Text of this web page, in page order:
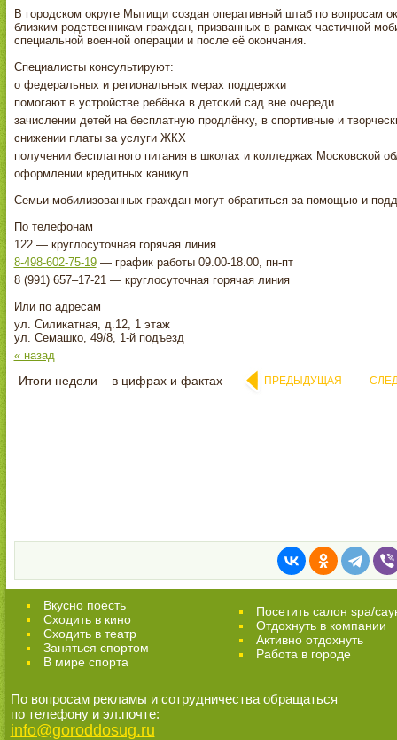
В городском округе Мытищи создан оперативный штаб по вопросам
близким родственникам граждан, призванных в рамках частичной
специальной военной операции и после её окончания.
Специалисты консультируют:
о федеральных и региональных мерах поддержки
помогают в устройстве ребёнка в детский сад вне очереди
зачислении детей на бесплатную продлёнку, в спортивные и
снижении платы за услуги ЖКХ
получении бесплатного питания в школах и колледжах Московской
оформлении кредитных каникул
Семьи мобилизованных граждан могут обратиться за помощью и
По телефонам
122 — круглосуточная горячая линия
8-498-602-75-19— график работы 09.00-18.00, пн-пт
8 (991) 657–17-21 — круглосуточная горячая линия
Или по адресам
ул. Силикатная, д.12, 1 этаж
ул. Семашко, 49/8, 1-й подъезд
« назад
Итоги недели – в цифрах и фактах ПРЕДЫДУЩАЯ
Вкусно поесть
Сходить в кино
Cходить в театр
Заняться спортом
В мире спорта
Посетить салон spa/
Отдохнуть в компании
Активно отдохнуть
Работа в городе
По вопросам рекламы и сотрудничества обращаться
по телефону и эл.почте:
info@goroddosug.ru